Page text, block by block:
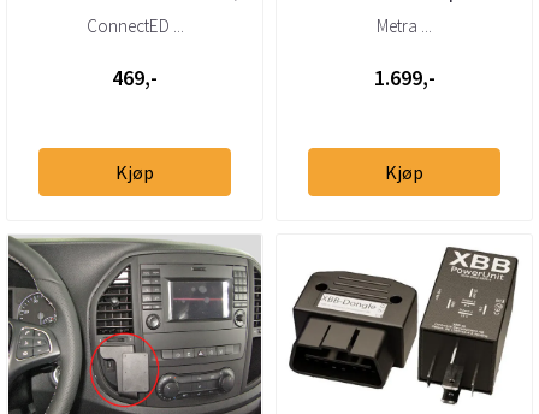
Mercedes / Seat / Skoda /
ConnectED ...
469,-
Kjøp
Quadlock (2000–2019)
Metra ...
1.699,-
Kjøp